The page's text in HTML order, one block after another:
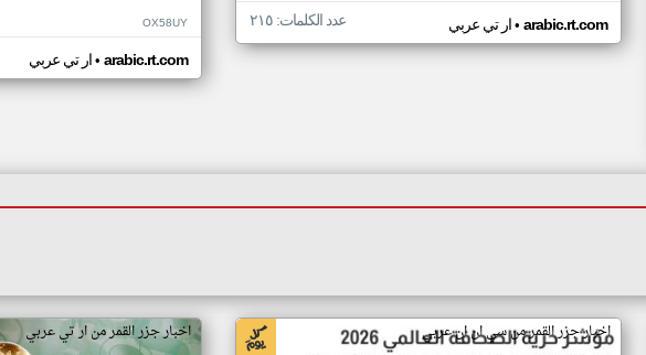
ار تي عربي• arabic.rt.com عدد الكلمات: ٢١٥ OX58UY
ار تي عربي• arabic.rt.com
اخبار جزر القمر من سي ان ان عربي اخبار جزر القمر من ار تي عربي